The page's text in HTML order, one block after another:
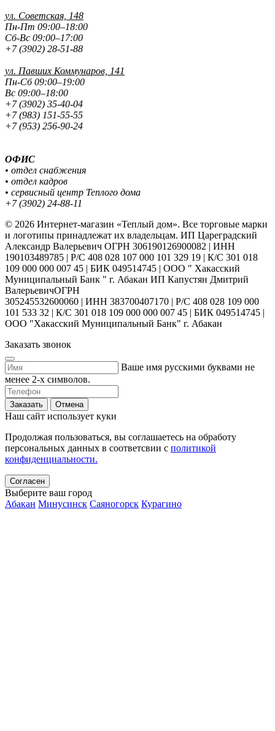
ул. Советская, 148
Пн-Пт 09:00–18:00
Сб-Вс 09:00–17:00
+7 (3902) 28-51-88
ул. Павших Коммунаров, 141
Пн-Сб 09:00–19:00
Вс 09:00–18:00
+7 (3902) 35-40-04
+7 (983) 151-55-55
+7 (953) 256-90-24
ОФИС
• отдел снабжения
• отдел кадров
• сервисный центр Теплого дома
+7 (3902) 24-88-11
© 2026 Интернет-магазин «Теплый дом». Все торговые марки
и логотипы принадлежат их владельцам. ИП Цареградский
Александр Валерьевич ОГРН 306190126900082 | ИНН
190103489785 | Р/С 408 028 107 000 101 329 19 | К/С 301 018
109 000 000 007 45 | БИК 049514745 | ООО " Хакасский
Муниципальный Банк " г. Абакан ИП Капустян Дмитрий
ВалерьевичОГРН
305245532600060 | ИНН 383700407170 | Р/С 408 028 109 000
101 533 32 | К/С 301 018 109 000 000 007 45 | БИК 049514745 |
ООО "Хакасский Муниципальный Банк" г. Абакан
Заказать звонок
Ваше имя русскими буквами не
менее 2-х символов.
Заказать Отмена
Наш сайт использует куки
Продолжая пользоваться, вы соглашаетесь на обработу
персональных данных в соответсвии с политикой
конфиденциальности.
Согласен
Выберите ваш город
Абакан Минусинск Саяногорск Курагино